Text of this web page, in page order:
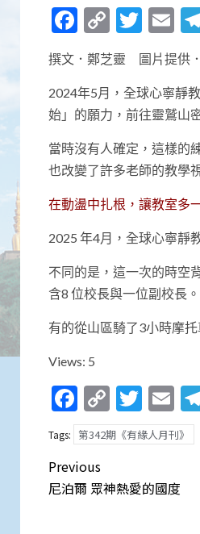
Facebook
Copy
Link
撰文．鄭芝靈 圖片提供
2024年5月，全球心寧靜
始」的願力，前往靈鷲山
當時沒有人確定，這樣的
也改變了許多老師的教學
在動盪中扎根，讓教室多
2025 年4月，全球心寧靜
不同的是，這一次的時空
含8 位校長與一位副校長。
有的從山區騎了3小時摩
Views: 5
Facebook
Copy
Link
Tags: 第342期《有緣人月刊》
Post
navigation
Previous
尼泊爾 眾神熱愛的國度